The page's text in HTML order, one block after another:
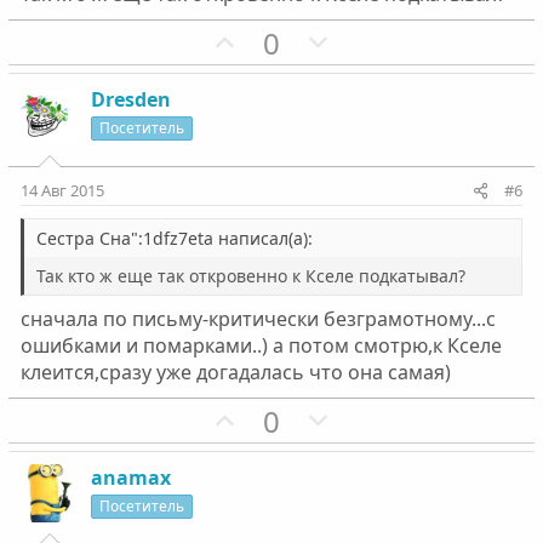
ы
й
о
й
о
П
о
т
н
ы
г
о
л
с
0
е
т
ы
г
о
л
с
Dresden
Посетитель
14 Авг 2015 #6
Сестра Сна":1dfz7eta написал(а):
Так кто ж еще так откровенно к Кселе подкатывал?
сначала по письму-критически безграмотному...с
ошибками и помарками..) а потом смотрю,к Кселе
клеится,сразу уже догадалась что она самая)
П
о
0
е
anamax
Посетитель